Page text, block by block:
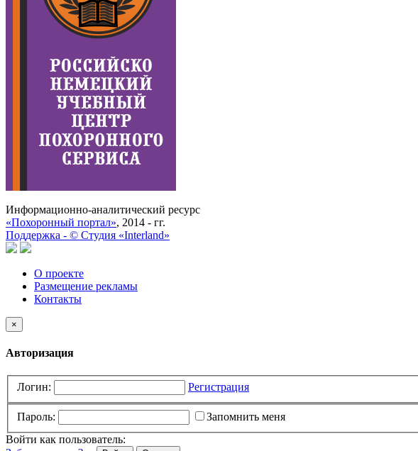
Информационно-аналитический ресурс
«Похоронный портал», 2014 - гг.
Поддержка - © Cтудия «Interland»
О проекте
Размещение рекламы
Контакты
×
Авторизация
Логин: Регистрация
Пароль:
Запомнить меня
Войти как пользователь: